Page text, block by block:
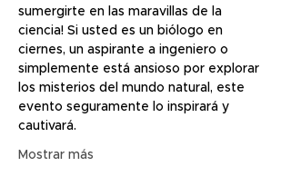
sumergirte en las maravillas de la
ciencia! Si usted es un biólogo en
ciernes, un aspirante a ingeniero o
simplemente está ansioso por explorar
los misterios del mundo natural, este
evento seguramente lo inspirará y
cautivará.
Mostrar más